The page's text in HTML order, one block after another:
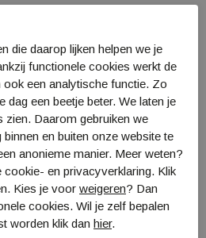
Walking
LA881800-103
€ 9,99
die daarop lijken helpen we je
functionele cookies werkt de
een analytische functie. Zo
dag een beetje beter. We laten je
zien. Daarom gebruiken we
en buiten onze website te
anonieme manier. Meer weten?
cookie- en privacyverklaring. Klik
Kies je voor weigeren? Dan
cookies. Wil je zelf bepalen
worden klik dan hier.